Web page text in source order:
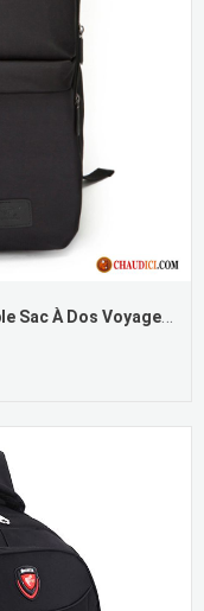
Meilleur Sac A Dos Randonnée Cartable Sac À Dos Voyage Sac D'ordinateur Portable Homme